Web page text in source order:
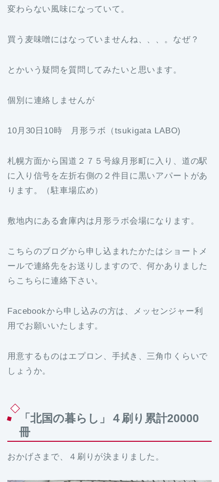
変わらない風味になっていて。
買う麦味噌にはなっていませんね、、、。なぜ？
とかいう疑問を質問してみたいと思います。
個別に連絡しませんが
10月30日10時 月形ラボ（tsukigata LABO)
札幌方面から国道２７５号線月形町に入り、道の駅
に入り信号を左折右側の２件目に黒いアパートがあ
ります。（駐車場広め）
敷地内にある倉庫内は月形ラボ会場になります。
こちらのブログから申し込まれたかたはショートメ
ールで連絡先をお送りしますので、何かありました
らこちらに連絡下さい。
Facebookから申し込みの方は、メッセンジャー利
用でお願いいたします。
用意するものはエプロン、手拭き、三角巾くらいで
しょうか。
「北国の暮らし」４刷り累計20000
冊
おかげさまで、４刷りが決まりました。